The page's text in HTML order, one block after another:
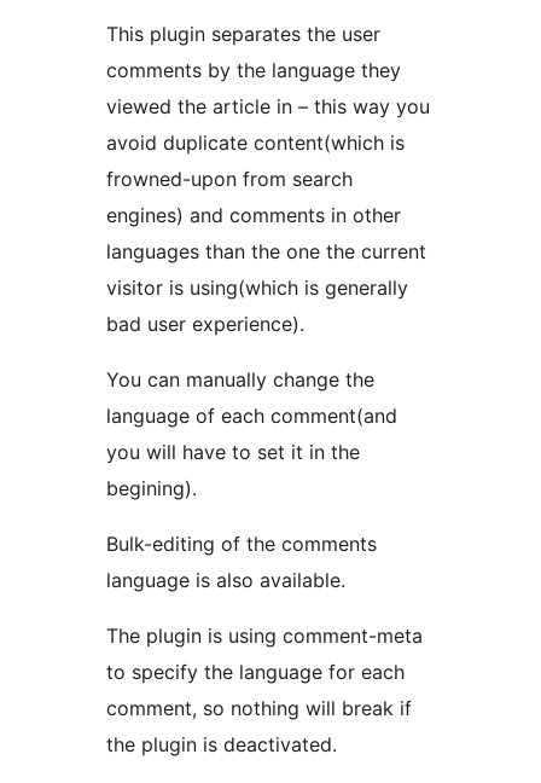
This plugin separates the user
comments by the language they
viewed the article in – this way you
avoid duplicate content(which is
frowned-upon from search
engines) and comments in other
languages than the one the current
visitor is using(which is generally
bad user experience).
You can manually change the
language of each comment(and
you will have to set it in the
begining).
Bulk-editing of the comments
language is also available.
The plugin is using comment-meta
to specify the language for each
comment, so nothing will break if
the plugin is deactivated.